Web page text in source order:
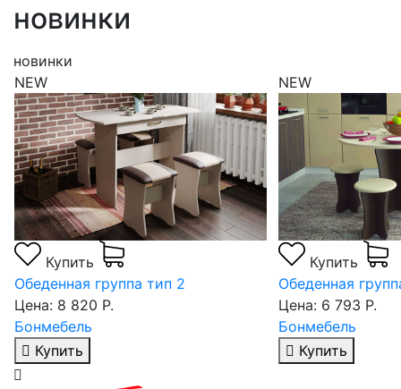
новинки
новинки
NEW
Купить
Обеденная группа тип 2
Цена: 8 820 Р.
Бонмебель
Купить
NEW
Купить
Обеденная
Цена: 6 793 Р.
Бонмебель
Купить